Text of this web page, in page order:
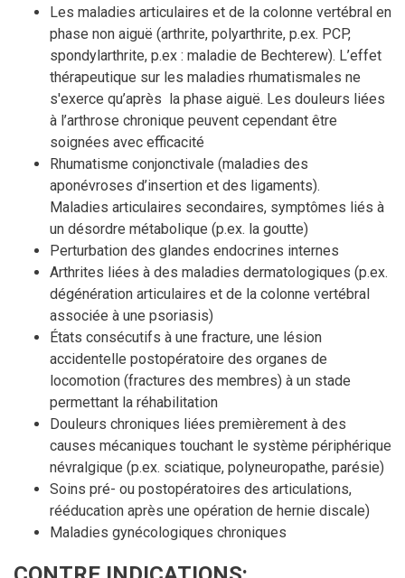
Les maladies articulaires et de la colonne vertébral en
phase non aiguë (arthrite, polyarthrite, p.ex. PCP,
spondylarthrite, p.ex : maladie de Bechterew). L’effet
thérapeutique sur les maladies rhumatismales ne
s'exerce qu’après la phase aiguë. Les douleurs liées
à l’arthrose chronique peuvent cependant être
soignées avec efficacité
Rhumatisme conjonctivale (maladies des
aponévroses d’insertion et des ligaments).
Maladies articulaires secondaires, symptômes liés à
un désordre métabolique (p.ex. la goutte)
Perturbation des glandes endocrines internes
Arthrites liées à des maladies dermatologiques (p.ex.
dégénération articulaires et de la colonne vertébral
associée à une psoriasis)
États consécutifs à une fracture, une lésion
accidentelle postopératoire des organes de
locomotion (fractures des membres) à un stade
permettant la réhabilitation
Douleurs chroniques liées premièrement à des
causes mécaniques touchant le système périphérique
névralgique (p.ex. sciatique, polyneuropathe, parésie)
Soins pré- ou postopératoires des articulations,
rééducation après une opération de hernie discale)
Maladies gynécologiques chroniques